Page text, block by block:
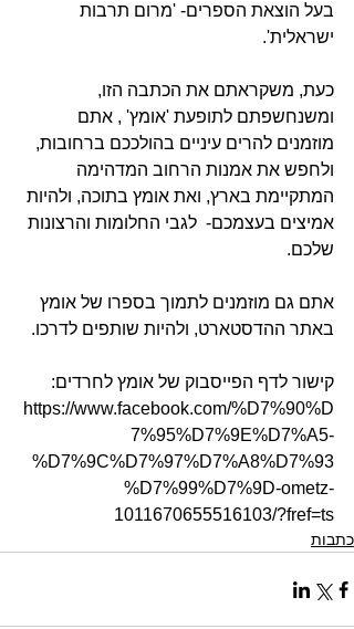
בעל הוצאת הספרים- 'מרום תרבות
ישראלית'.
כעת, משקראתם את הכתבה הזו,
ומשנחשפתם לתופעת 'אומץ' , אתם
מוזמנים להרים עיניים בהולככם ברחובות,
ולחפש את אמנות הרחוב המדהימה
המתקיימת בארץ, ואת אומץ בתוכה, ולהיות
אמיצים בעצמכם-  לגבי החלומות והרצונות
שלכם.
אתם גם מוזמנים לתמוך בספרו של אומץ
באתר ההדסטארט, ולהיות שותפים לדרכו.
קישור לדף הפייסבוק של אומץ לחרדים:
https://www.facebook.com/%D7%90%D
7%95%D7%9E%D7%A5-
%D7%9C%D7%97%D7%A8%D7%93
%D7%99%D7%9D-ometz-
1011670655516103/?fref=ts
כתבות